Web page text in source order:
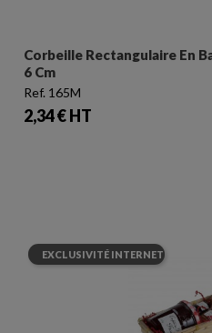
Corbeille Rectangulaire En
6 Cm
Ref. 165M
Prix
2,34 € HT
EXCLUSIVITÉ INTERNET